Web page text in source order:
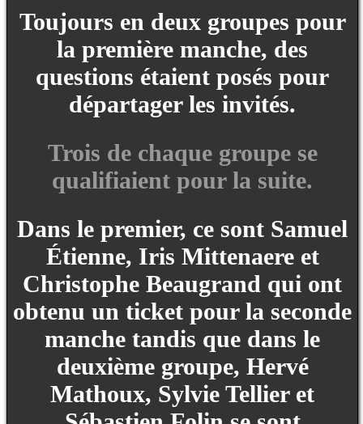
Toujours en deux groupes pour
la première manche, des
questions étaient posés pour
départager les invités.
Trois de chaque groupe se
qualifiaient pour la suite.
Dans le premier, ce sont Samuel
Étienne, Iris Mittenaere et
Christophe Beaugrand qui ont
obtenu un ticket pour la seconde
manche tandis que dans le
deuxième groupe, Hervé
Mathoux, Sylvie Tellier et